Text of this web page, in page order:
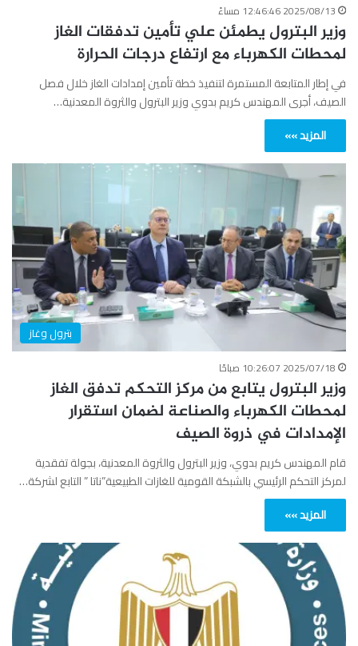
2025/08/13 12:46:46 مساءً
وزير البترول يطمئن علي تأمين تدفقات الغاز
لمحطات الكهرباء مع ارتفاع درجات الحرارة
في إطار المتابعة المستمرة لتنفيذ خطة تأمين إمدادات الغاز خلال فصل
الصيف، أجرى المهندس كريم بدوي وزير البترول والثروة المعدنية…
المزيد »»
بترول وغاز
2025/07/18 10:26:07 صباحًا
وزير البترول يتابع من مركز التحكم تدفق الغاز
لمحطات الكهرباء والصناعة لضمان استقرار
الإمدادات في ذروة الصيف
قام المهندس كريم بدوي، وزير البترول والثروة المعدنية، بجولة تفقدية
لمركز التحكم الرئيسي بالشبكة القومية للغازات الطبيعية”ناتا ” التابع لشركة…
المزيد »»